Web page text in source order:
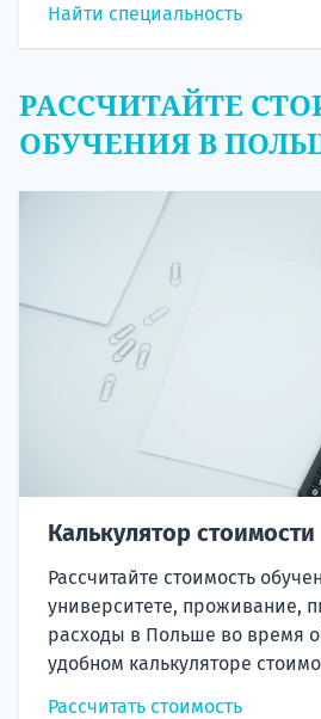
Найти специальность
РАССЧИТАЙТЕ
ОБУЧЕНИЯ В
Калькулятор стоимости
Рассчитайте стоимость
университете, проживание,
расходы в Польше во время
удобном калькуляторе
Рассчитать стоимость